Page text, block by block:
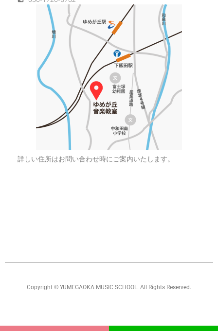
詳しい住所はお問い合わせ時にご案内いたします。
Copyright © YUMEGAOKA MUSIC SCHOOL. All Rights Reserved.